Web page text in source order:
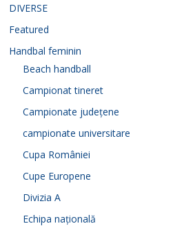
DIVERSE
Featured
Handbal feminin
Beach handball
Campionat tineret
Campionate județene
campionate universitare
Cupa României
Cupe Europene
Divizia A
Echipa națională